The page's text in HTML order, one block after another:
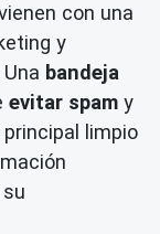
con una
y
bandeja
evitar spam y
limpio